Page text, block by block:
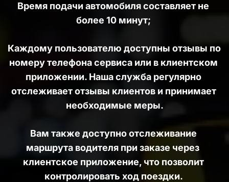
Время подачи автомобиля составляет не
более 10 минут;
Каждому пользователю доступны отзывы по
номеру телефона сервиса или в клиентском
приложении. Наша служба регулярно
отслеживает отзывы клиентов и принимает
необходимые меры.
Вам также доступно отслеживание
маршрута водителя при заказе через
клиентское приложение, что позволит
контролировать ход поездки.